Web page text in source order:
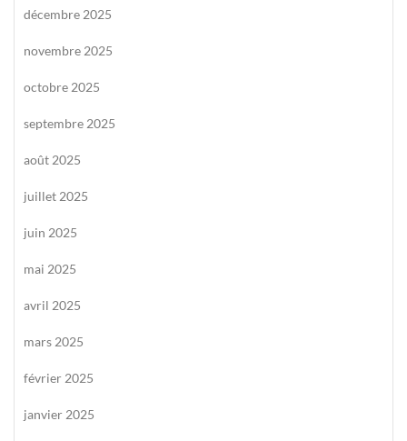
décembre 2025
novembre 2025
octobre 2025
septembre 2025
août 2025
juillet 2025
juin 2025
mai 2025
avril 2025
mars 2025
février 2025
janvier 2025